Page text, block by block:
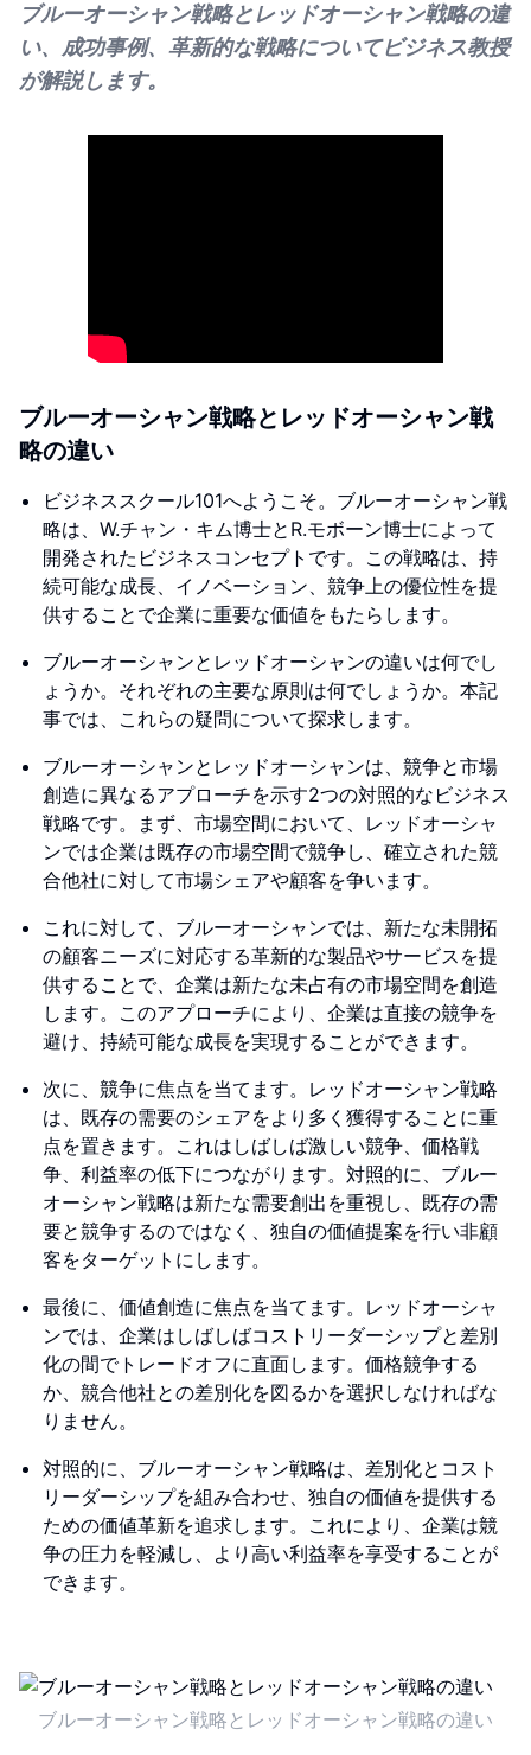
ブルーオーシャン戦略とレッドオーシャン戦略の違
い、成功事例、革新的な戦略についてビジネス教授
が解説します。
ブルーオーシャン戦略とレッドオーシャン戦
略の違い
ビジネススクール101へようこそ。ブルーオーシャン戦
略は、W.チャン・キム博士とR.モボーン博士によって
開発されたビジネスコンセプトです。この戦略は、持
続可能な成長、イノベーション、競争上の優位性を提
供することで企業に重要な価値をもたらします。
ブルーオーシャンとレッドオーシャンの違いは何でし
ょうか。それぞれの主要な原則は何でしょうか。本記
事では、これらの疑問について探求します。
ブルーオーシャンとレッドオーシャンは、競争と市場
創造に異なるアプローチを示す2つの対照的なビジネス
戦略です。まず、市場空間において、レッドオーシャ
ンでは企業は既存の市場空間で競争し、確立された競
合他社に対して市場シェアや顧客を争います。
これに対して、ブルーオーシャンでは、新たな未開拓
の顧客ニーズに対応する革新的な製品やサービスを提
供することで、企業は新たな未占有の市場空間を創造
します。このアプローチにより、企業は直接の競争を
避け、持続可能な成長を実現することができます。
次に、競争に焦点を当てます。レッドオーシャン戦略
は、既存の需要のシェアをより多く獲得することに重
点を置きます。これはしばしば激しい競争、価格戦
争、利益率の低下につながります。対照的に、ブルー
オーシャン戦略は新たな需要創出を重視し、既存の需
要と競争するのではなく、独自の価値提案を行い非顧
客をターゲットにします。
最後に、価値創造に焦点を当てます。レッドオーシャ
ンでは、企業はしばしばコストリーダーシップと差別
化の間でトレードオフに直面します。価格競争する
か、競合他社との差別化を図るかを選択しなければな
りません。
対照的に、ブルーオーシャン戦略は、差別化とコスト
リーダーシップを組み合わせ、独自の価値を提供する
ための価値革新を追求します。これにより、企業は競
争の圧力を軽減し、より高い利益率を享受することが
できます。
ブルーオーシャン戦略とレッドオーシャン戦略の違い